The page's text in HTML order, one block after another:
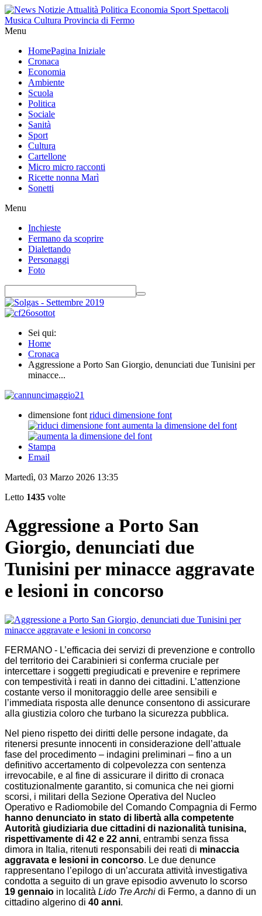
Menu
HomePagina Iniziale
Cronaca
Economia
Ambiente
Scuola
Politica
Sociale
Sanità
Sport
Cultura
Cartellone
Micro micro racconti
Ricette nonna Marì
Sonetti
Menu
Inchieste
Fermano da scoprire
Dialettando
Personaggi
Foto
Sei qui:
Home
Cronaca
Aggressione a Porto San Giorgio, denunciati due Tunisini per
minacce...
dimensione font riduci dimensione font
aumenta la dimensione del font
Stampa
Email
Martedì, 03 Marzo 2026 13:35
Letto 1435 volte
Aggressione a Porto San
Giorgio, denunciati due
Tunisini per minacce aggravate
e lesioni in concorso
FERMANO - L’efficacia dei servizi di prevenzione e controllo
del territorio dei Carabinieri si conferma cruciale per
intercettare i soggetti pregiudicati e prevenire e reprimere
con tempestività i reati in danno dei cittadini. L’attenzione
costante verso il monitoraggio delle aree sensibili e
l’immediata risposta alle denunce consentono di assicurare
alla giustizia coloro che turbano la sicurezza pubblica.
Nel pieno rispetto dei diritti delle persone indagate, da
ritenersi presunte innocenti in considerazione dell’attuale
fase del procedimento – indagini preliminari – fino a un
definitivo accertamento di colpevolezza con sentenza
irrevocabile, e al fine di assicurare il diritto di cronaca
costituzionalmente garantito, si comunica che nei giorni
scorsi, i militari della Sezione Operativa del Nucleo
Operativo e Radiomobile del Comando Compagnia di Fermo
hanno denunciato in stato di libertà alla competente
Autorità giudiziaria due cittadini di nazionalità tunisina,
rispettivamente di 42 e 22 anni, entrambi senza fissa
dimora in Italia, ritenuti responsabili dei reati di minaccia
aggravata e lesioni in concorso. Le due denunce
rappresentano l’epilogo di un’accurata attività investigativa
condotta a seguito di un grave episodio avvenuto lo scorso
19 gennaio in località Lido Tre Archi di Fermo, a danno di un
cittadino algerino di 40 anni.